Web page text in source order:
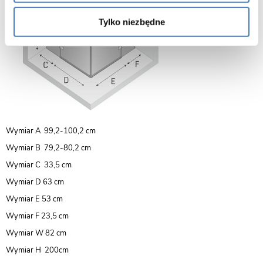
Tylko niezbędne
Wymiar A 99,2-100,2 cm
Wymiar B 79,2-80,2 cm
Wymiar C 33,5 cm
Wymiar D 63 cm
Wymiar E 53 cm
Wymiar F 23,5 cm
Wymiar W 82 cm
Wymiar H 200cm